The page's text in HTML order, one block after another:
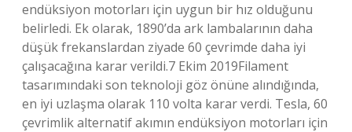
endüksiyon motorları için uygun bir hız olduğunu
belirledi. Ek olarak, 1890’da ark lambalarının daha
düşük frekanslardan ziyade 60 çevrimde daha iyi
çalışacağına karar verildi.7 Ekim 2019Filament
tasarımındaki son teknoloji göz önüne alındığında,
en iyi uzlaşma olarak 110 volta karar verdi. Tesla, 60
çevrimlik alternatif akımın endüksiyon motorları için